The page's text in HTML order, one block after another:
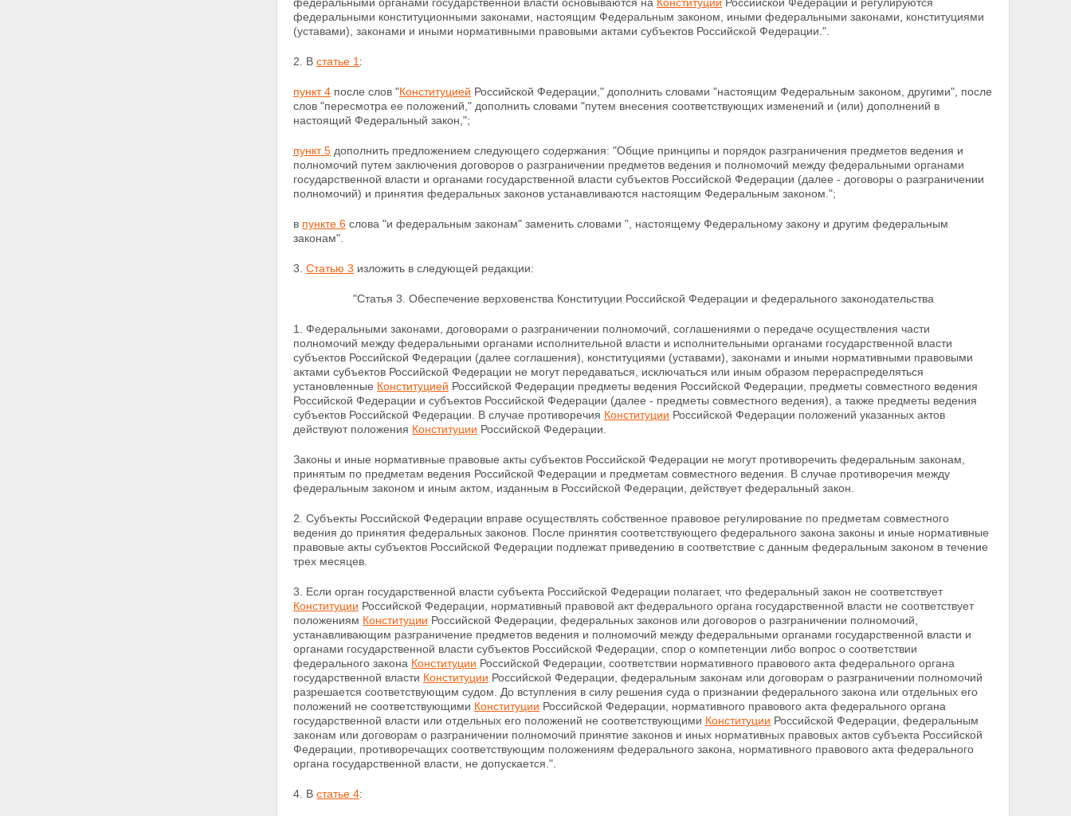
федеральными конституционными законами, настоящим Федеральным законом, иными федеральными законами, конституциями
(уставами), законами и иными нормативными правовыми актами субъектов Российской Федерации.".
2. В статье 1 :
пункт 4 после слов "Конституцией Российской Федерации," дополнить словами "настоящим Федеральным законом, другими", после
слов "пересмотра ее положений," дополнить словами "путем внесения соответствующих изменений и (или) дополнений в
настоящий Федеральный закон,";
пункт 5 дополнить предложением следующего содержания: "Общие принципы и порядок разграничения предметов ведения и
полномочий путем заключения договоров о разграничении предметов ведения и полномочий между федеральными органами
государственной власти и органами государственной власти субъектов Российской Федерации (далее - договоры о разграничении
полномочий) и принятия федеральных законов устанавливаются настоящим Федеральным законом.";
в пункте 6 слова "и федеральным законам" заменить словами ", настоящему Федеральному закону и другим федеральным
законам".
3. Статью 3 изложить в следующей редакции:
"Статья 3. Обеспечение верховенства Конституции Российской Федерации и федерального законодательства
1. Федеральными законами, договорами о разграничении полномочий, соглашениями о передаче осуществления части
полномочий между федеральными органами исполнительной власти и исполнительными органами государственной власти
субъектов Российской Федерации (далее соглашения), конституциями (уставами), законами и иными нормативными правовыми
актами субъектов Российской Федерации не могут передаваться, исключаться или иным образом перераспределяться
установленные Конституцией Российской Федерации предметы ведения Российской Федерации, предметы совместного ведения
Российской Федерации и субъектов Российской Федерации (далее - предметы совместного ведения), а также предметы ведения
субъектов Российской Федерации. В случае противоречия Конституции Российской Федерации положений указанных актов
действуют положения Конституции Российской Федерации.
Законы и иные нормативные правовые акты субъектов Российской Федерации не могут противоречить федеральным законам,
принятым по предметам ведения Российской Федерации и предметам совместного ведения. В случае противоречия между
федеральным законом и иным актом, изданным в Российской Федерации, действует федеральный закон.
2. Субъекты Российской Федерации вправе осуществлять собственное правовое регулирование по предметам совместного
ведения до принятия федеральных законов. После принятия соответствующего федерального закона законы и иные нормативные
правовые акты субъектов Российской Федерации подлежат приведению в соответствие с данным федеральным законом в течение
трех месяцев.
3. Если орган государственной власти субъекта Российской Федерации полагает, что федеральный закон не соответствует
Конституции Российской Федерации, нормативный правовой акт федерального органа государственной власти не соответствует
положениям Конституции Российской Федерации, федеральных законов или договоров о разграничении полномочий,
устанавливающим разграничение предметов ведения и полномочий между федеральными органами государственной власти и
органами государственной власти субъектов Российской Федерации, спор о компетенции либо вопрос о соответствии
федерального закона Конституции Российской Федерации, соответствии нормативного правового акта федерального органа
государственной власти Конституции Российской Федерации, федеральным законам или договорам о разграничении полномочий
разрешается соответствующим судом. До вступления в силу решения суда о признании федерального закона или отдельных его
положений не соответствующими Конституции Российской Федерации, нормативного правового акта федерального органа
государственной власти или отдельных его положений не соответствующими Конституции Российской Федерации, федеральным
законам или договорам о разграничении полномочий принятие законов и иных нормативных правовых актов субъекта Российской
Федерации, противоречащих соответствующим положениям федерального закона, нормативного правового акта федерального
органа государственной власти, не допускается.".
4. В статье 4: